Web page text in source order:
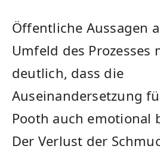
Öffentliche Aussagen
Umfeld des Prozesses
deutlich, dass die
Auseinandersetzung
Pooth auch emotional
Der Verlust der